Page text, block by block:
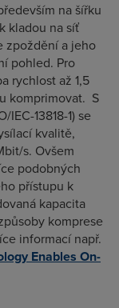
na šířku
kladou na síť
zpoždění a jeho
pohled. Pro
rychlost až 1,5
komprimovat. S
13818-1) se
kvalitě,
s. Ovšem
podobných
přístupu k
kapacita
komprese
informací např.
Enables On-